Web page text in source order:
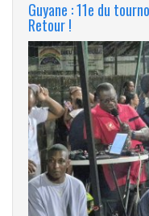
Guyane : 11e du
Retour !